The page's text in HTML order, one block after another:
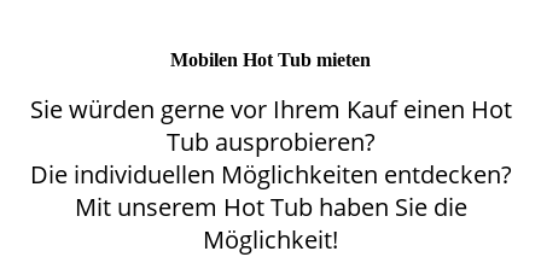
Mobilen Hot Tub mieten
Sie würden gerne vor Ihrem Kauf einen Hot
Tub ausprobieren?
Die individuellen Möglichkeiten entdecken?
Mit unserem Hot Tub haben Sie die
Möglichkeit!